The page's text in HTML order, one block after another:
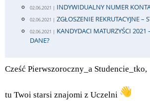
02.06.2021 | INDYWIDUALNY NUMER
02.06.2021 | ZGŁOSZENIE REKRUTACYJNE –
02.06.2021 | KANDYDACI MATURZYŚCI 2021
DANE?
Cześć Pierwszoroczny_a Studencie_tko,
tu Twoi starsi znajomi z Uczelni